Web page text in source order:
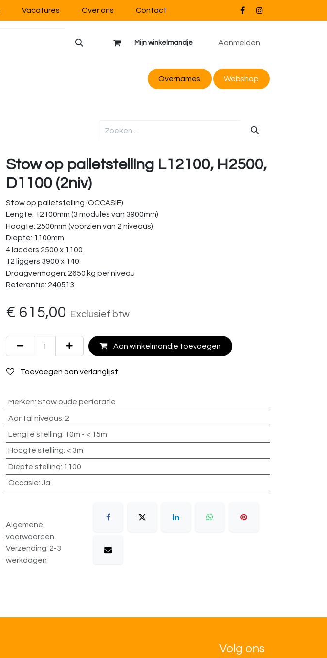
Vacatures Over ons Contact
Mijn winkelmandje Aanmelden
Overnames Webshop
Stow op palletstelling L12100, H2500,
D1100 (2niv)
Stow op palletstelling (OCCASIE)
Lengte: 12100mm (3 modules van 3900mm)
Hoogte: 2500mm (voorzien van 2 niveaus)
Diepte: 1100mm
4 ladders 2500 x 1100
12 liggers 3900 x 140
Draagvermogen: 2650 kg per niveau
Referentie: 240513
€ 615,00 Exclusief btw
Aan winkelmandje toevoegen
Toevoegen aan verlanglijst
Merken: Stow oude perforatie
Aantal niveaus: 2
Lengte stelling: 10m - < 15m
Hoogte stelling: < 3m
Diepte stelling: 1100
Occasie: Ja
Algemene
voorwaarden
Verzending: 2-3
werkdagen
Volg ons